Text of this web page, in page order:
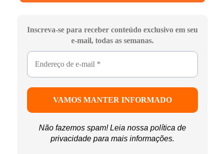
Inscreva-se para receber conteúdo exclusivo em seu
e-mail, todas as semanas.
Não fazemos spam! Leia nossa política de
privacidade para mais informações.